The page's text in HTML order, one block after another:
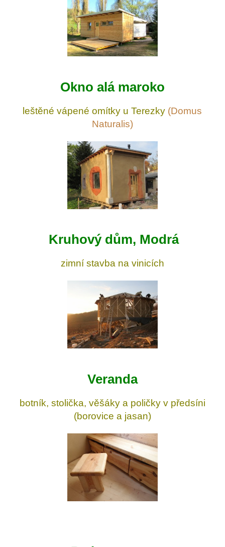
Okno alá maroko
leštěné vápené omítky u Terezky (Domus
Naturalis)
Kruhový dům, Modrá
zimní stavba na vinicích
Veranda
botník, stolička, věšáky a poličky v předsíni
(borovice a jasan)